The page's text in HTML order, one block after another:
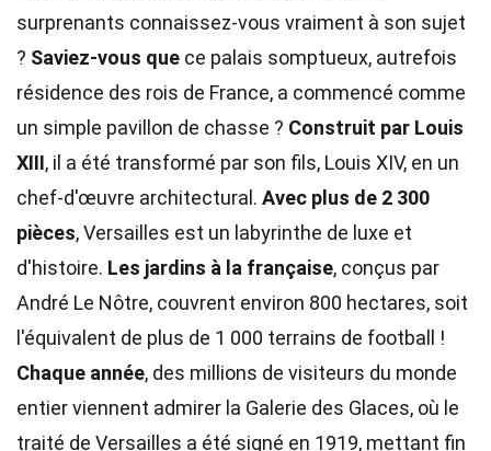
surprenants connaissez-vous vraiment à son sujet
? Saviez-vous que ce palais somptueux, autrefois
résidence des rois de France, a commencé comme
un simple pavillon de chasse ? Construit par Louis
XIII, il a été transformé par son fils, Louis XIV, en un
chef-d'œuvre architectural. Avec plus de 2 300
pièces, Versailles est un labyrinthe de luxe et
d'histoire. Les jardins à la française, conçus par
André Le Nôtre, couvrent environ 800 hectares, soit
l'équivalent de plus de 1 000 terrains de football !
Chaque année, des millions de visiteurs du monde
entier viennent admirer la Galerie des Glaces, où le
traité de Versailles a été signé en 1919, mettant fin